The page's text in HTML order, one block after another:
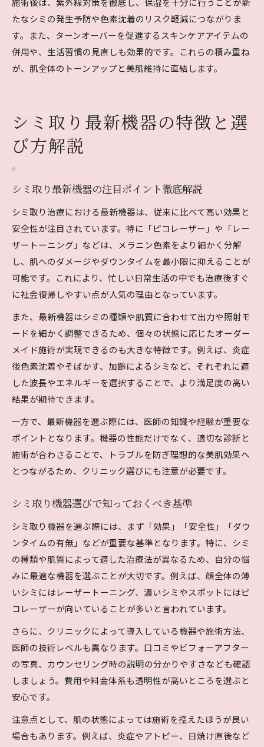
たなシミの発生予防や色素沈着のリスク軽減につながりま
す。また、ターンオーバーを促進するスキンケアアイテムの
併用や、生活習慣の見直しも効果的です。これらの積み重ね
が、肌全体のトーンアップと美肌維持に直結します。
シミ取り最新機器の特徴と選
び方解説
シミ取り最新機器の注目ポイント徹底解説
シミ取り治療における最新機器は、従来に比べて高い効果と
安全性が注目されています。特に「ピコレーザー」や「レー
ザートーニング」などは、メラニン色素をより細かく分解
し、肌へのダメージやダウンタイムを最小限に抑えることが
可能です。これにより、忙しい日常生活の中でも治療後すぐ
に社会復帰しやすい点が人気の理由となっています。
また、最新機器はシミの種類や肌質に合わせて出力や照射モ
ードを細かく調整できるため、個々の状態に応じたオーダー
メイド施術が実現できるのも大きな特徴です。例えば、炎症
後色素沈着やそばかす、加齢によるシミなど、それぞれに適
した波長やエネルギーを選択することで、より満足度の高い
結果が期待できます。
一方で、最新機器を選ぶ際には、医師の知識や経験が重要な
ポイントとなります。機器の性能だけでなく、適切な診断と
施術が合わさることで、トラブルを防ぎ理想的な美肌効果へ
とつながるため、クリニック選びにも注意が必要です。
シミ取り機器選びで知っておくべき基準
シミ取り機器を選ぶ際には、まず「効果」「安全性」「ダウ
ンタイムの有無」などが重要な基準となります。特に、シミ
の種類や肌質によって適した治療法が異なるため、自分の悩
みに最適な機器を選ぶことが大切です。例えば、顔全体の薄
いシミにはレーザートーニング、濃いシミやスポットにはピ
コレーザーが向いていることが多いと言われています。
さらに、クリニックによって導入している機器や施術方法、
医師の技術レベルも異なります。口コミやビフォーアフター
の写真、カウンセリング時の説明の分かりやすさなども確認
しましょう。費用や料金体系も透明性が高いところを選ぶと
安心です。
注意点として、肌の状態によっては施術を控えたほうが良い
場合もあります。例えば、炎症やアトピー、日焼け直後など